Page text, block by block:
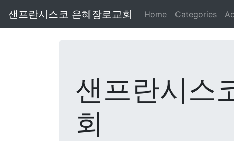
샌프란시스코 은혜장로교회 Home Categories
샌프란시스
회